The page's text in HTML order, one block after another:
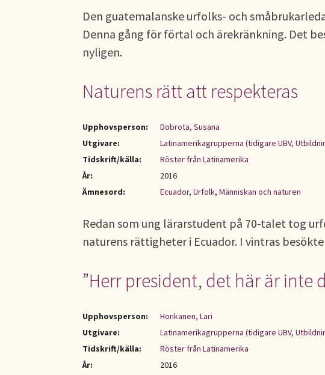
Den guatemalanske urfolks- och
Denna gång för förtal och ärekränkning. Det
nyligen.
Naturens rätt att respekteras
Upphovsperson:
Dobrota, Susana
Utgivare:
Latinamerikagrupperna (tidigare UBV,
Tidskrift/källa:
Röster från Latinamerika
År:
2016
Ämnesord:
Ecuador, Urfolk, Människan och naturen
Redan som ung lärarstudent på 70-talet tog
naturens rättigheter i Ecuador. I vintras
”Herr president, det här är inte
Upphovsperson:
Honkanen, Lari
Utgivare:
Latinamerikagrupperna (tidigare UBV,
Tidskrift/källa:
Röster från Latinamerika
År:
2016